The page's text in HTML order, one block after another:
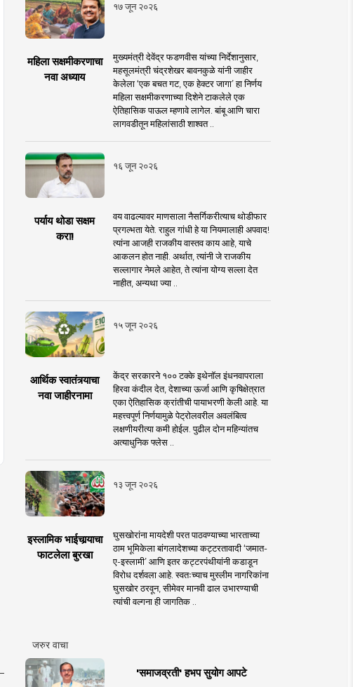
१७ जून २०२६
महिला सक्षमीकरणाचा
नवा अध्याय
मुख्यमंत्री देवेंद्र फडणवीस यांच्या निर्देशानुसार,
महसूलमंत्री चंद्रशेखर बावनकुळे यांनी जाहीर
केलेला ‘एक बचत गट, एक हेक्टर जागा’ हा निर्णय
महिला सक्षमीकरणाच्या दिशेने टाकलेले एक
ऐतिहासिक पाऊल म्हणावे लागेल. बांबू आणि चारा
लागवडीतून महिलांसाठी शाश्वत ..
१६ जून २०२६
पर्याय थोडा सक्षम
करा!
वय वाढल्यावर माणसाला नैसर्गिकरीत्याच थोडीफार
प्रगल्भता येते. राहुल गांधी हे या नियमालाही अपवाद!
त्यांना आजही राजकीय वास्तव काय आहे, याचे
आकलन होत नाही. अर्थात, त्यांनी जे राजकीय
सल्लागार नेमले आहेत, ते त्यांना योग्य सल्ला देत
नाहीत, अन्यथा ज्या ..
१५ जून २०२६
आर्थिक स्वातंत्र्याचा
नवा जाहीरनामा
केंद्र सरकारने १०० टक्के इथेनॉल इंधनवापराला
हिरवा कंदील देत, देशाच्या ऊर्जा आणि कृषिक्षेत्रात
एका ऐतिहासिक क्रांतीची पायाभरणी केली आहे. या
महत्त्वपूर्ण निर्णयामुळे पेट्रोलवरील अवलंबित्व
लक्षणीयरीत्या कमी होईल. पुढील दोन महिन्यांतच
अत्याधुनिक फ्लेस ..
१३ जून २०२६
इस्लामिक भाईचार्‍याचा
फाटलेला बुरखा
घुसखोरांना मायदेशी परत पाठवण्याच्या भारताच्या
ठाम भूमिकेला बांगलादेशच्या कट्टरतावादी ‘जमात-
ए-इस्लामी’ आणि इतर कट्टरपंथीयांनी कडाडून
विरोध दर्शवला आहे. स्वतःच्याच मुस्लीम नागरिकांना
घुसखोर ठरवून, सीमेवर मानवी ढाल उभारण्याची
त्यांची वल्गना ही जागतिक ..
जरुर वाचा
'समाजव्रती' हभप सुयोग आपटे